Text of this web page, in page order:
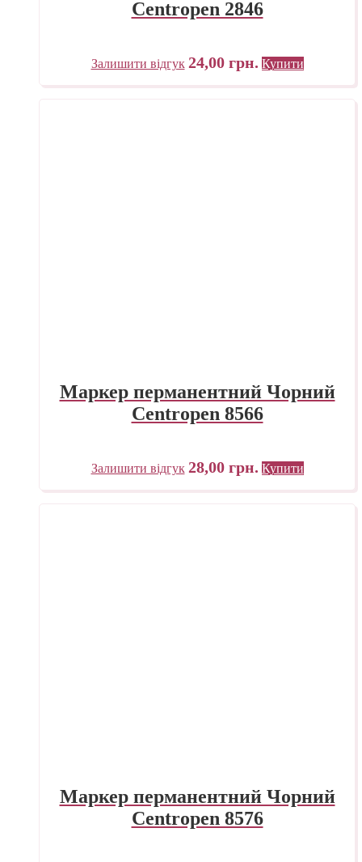
Centropen 2846
Залишити відгук 24,00 грн. Купити
Маркер перманентний Чорний
Centropen 8566
Залишити відгук 28,00 грн. Купити
Маркер перманентний Чорний
Centropen 8576